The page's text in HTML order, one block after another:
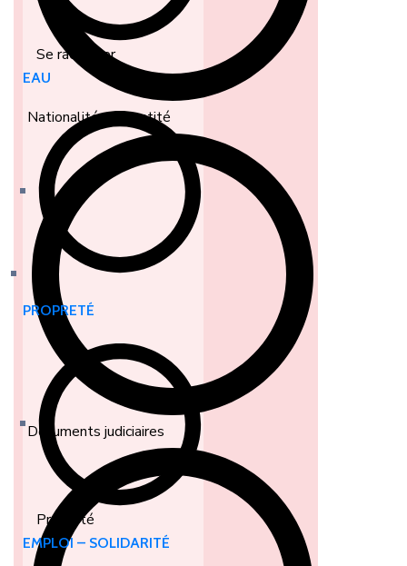
Nationalité et identité
Documents judiciaires
Se raccorder
EAU
Eau
PROPRETÉ
Propreté
EMPLOI – SOLIDARITÉ